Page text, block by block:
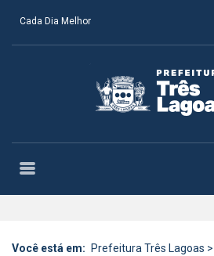
Cada Dia Melhor
Você está em: Prefeitura Três Lagoas >